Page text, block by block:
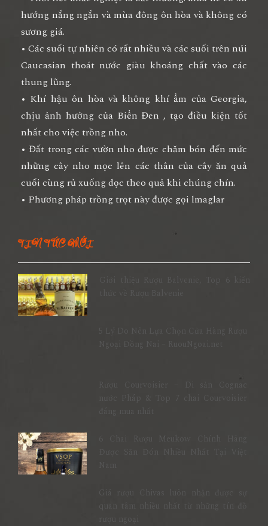
hướng nắng ngắn và mùa đông ôn hòa và không có
sương giá.
• Các suối tự nhiên có rất nhiều và các suối trên núi
Caucasian thoát nước giàu khoáng chất vào các
thung lũng.
• Khí hậu ôn hòa và không khí ẩm của Georgia,
chịu ảnh hưởng của Biển Đen , tạo điều kiện tốt
nhất cho việc trồng nho.
• Đất trong các vườn nho được chăm bón đến mức
những cây nho mọc lên các thân của cây ăn quả
cuối cùng rủ xuống dọc theo quả khi chúng chín.
• Phương pháp trồng trọt này được gọi lmaglar
TIN TỨC MỚI
Ngoại Đồng Nai – RuouNgoai.net
Giá rượu Chivas luôn nhận được sự
quan tâm nhiều nhất từ những tín đồ